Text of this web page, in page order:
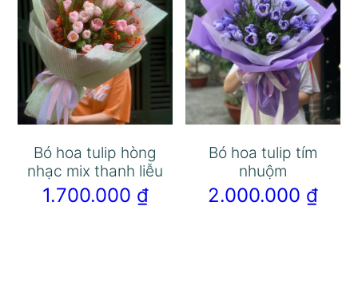
Bó hoa tulip hòng
nhạc mix thanh liễu
1.700.000 ₫
Bó hoa tulip tím
nhuộm
2.000.000 ₫